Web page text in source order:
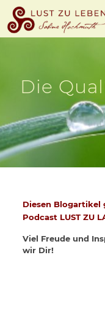
Die
Diesen Blogartikel
Podcast LUST ZU
Viel Freude und
wir Dir!